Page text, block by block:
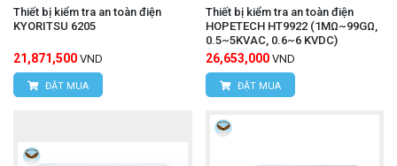
Thiết bị kiểm tra an toàn điện
KYORITSU 6205
21,871,500 VND
ĐẶT MUA
Thiết bị kiểm tra an toàn điện
HOPETECH HT9922 (1MΩ~99GΩ,
0.5~5KVAC, 0.6~6 KVDC)
26,653,000 VND
ĐẶT MUA